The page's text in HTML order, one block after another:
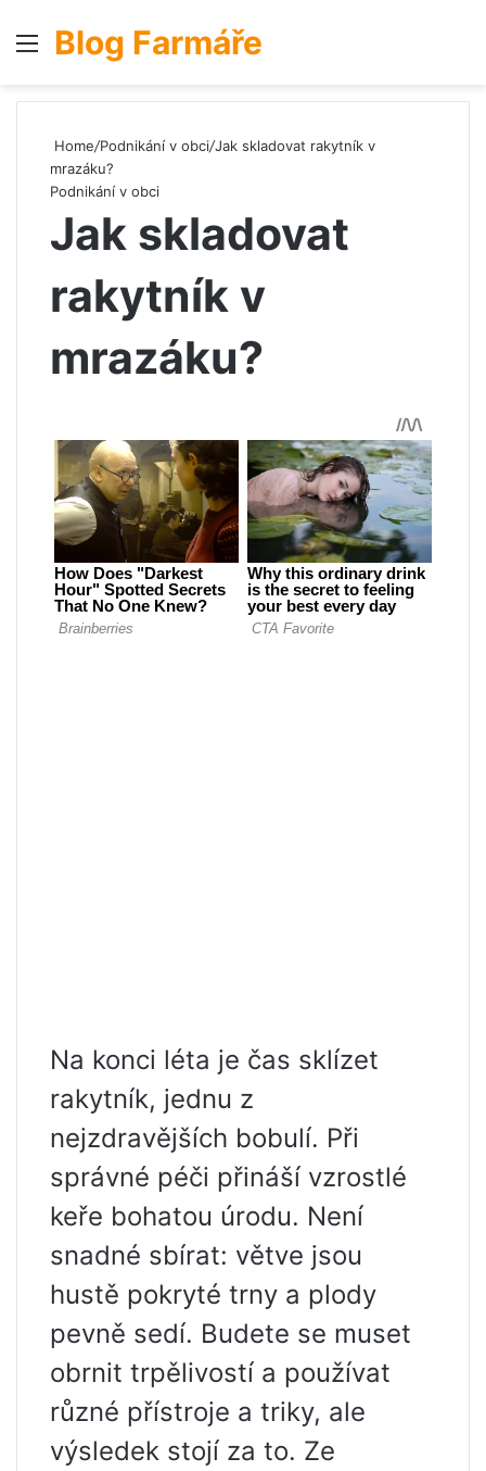
Menu
Blog Farmáře
Home/Podnikání v obci/Jak skladovat rakytník v
mrazáku?
Podnikání v obci
Jak skladovat
rakytník v
mrazáku?
Na konci léta je čas sklízet
rakytník, jednu z
nejzdravějších bobulí. Při
správné péči přináší vzrostlé
keře bohatou úrodu. Není
snadné sbírat: větve jsou
hustě pokryté trny a plody
pevně sedí. Budete se muset
obrnit trpělivostí a používat
různé přístroje a triky, ale
výsledek stojí za to. Ze